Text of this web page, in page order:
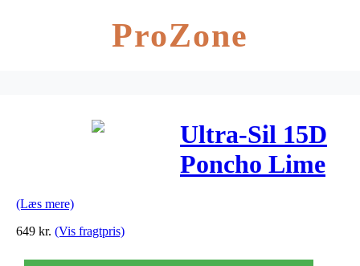
ProZone
Ultra-Sil 15D
Poncho Lime
(Læs mere)
649 kr. (Vis fragtpris)